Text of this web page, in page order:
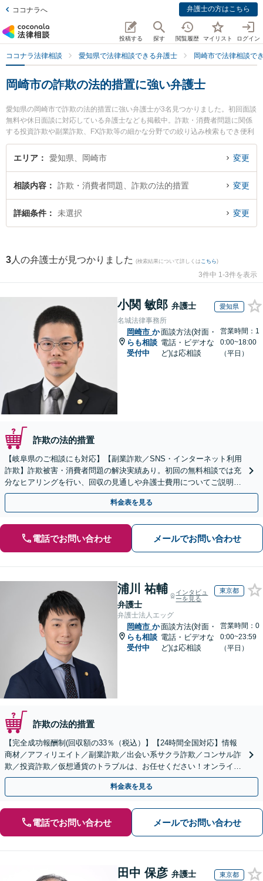
ココナラへ 弁護士の方はこちら
投稿する 探す 閲覧履歴 マイリスト ログイン
ココナラ法律相談 愛知県で法律相談できる弁護士 岡崎市で法律相談で
岡崎市の詐欺の法的措置に強い弁護士
愛知県の岡崎市で詐欺の法的措置に強い弁護士が3名見つかりました。初回面談
無料や休日面談に対応している弁護士なども掲載中。詐欺・消費者問題に関係
する投資詐欺や副業詐欺、FX詐欺等の細かな分野での絞り込み検索もでき便利
です。特に旭合同法律事務所 岡崎事務所の林 太郎弁護士や松村法律事務所の松
村 修平弁護士、弁護士法人愛知総合法律事務所 岡崎事務所の安井 孝侑記弁護
たい』『詐欺の法的措置のトラブル解決の実績豊富な近くの弁護士を検索した
い』『初回相談無料で詐欺の法的措置を法律相談できる岡崎市内の弁護士に相
談予約したい』などでお困りの相談者さんにおすすめです。
エリア 愛知県、岡崎市 変更
相談内容 詐欺・消費者問題、詐欺の法的措置 変更
詳細条件 未選択 変更
3 人の弁護士が見つかりました (検索結果について詳しくは こちら)
3件中 1-3件を表示
小関 敏郎 弁護士 愛知県
名城法律事務所
岡崎市 か
らも相談
受付中
面談方法(対面・
電話・ビデオな
ど)は応相談
営業時間：1
0:00~18:00
（平日）
詐欺の法的措置
【岐阜県のご相談にも対応】【副業詐欺／SNS・インターネット利用
詐欺】詐欺被害・消費者問題の解決実績あり。初回の無料相談では充
分なヒアリングを行い、回収の見通しや弁護士費用についてご説明し
ます。一人で悩まずにご相談を【初回相談無料】
料金表を見る
電話でお問い合わせ メールでお問い合わせ
浦川 祐輔
弁護士
インタビュ
ーを見る
東京都
弁護士法人エッグ
岡崎市 か
らも相談
受付中
面談方法(対面・
電話・ビデオな
ど)は応相談
営業時間：0
0:00~23:59
（平日）
詐欺の法的措置
【完全成功報酬制(回収額の33％（税込）】【24時間全国対応】情報
商材／アフィリエイト／副業詐欺／出会い系サクラ詐欺／コンサル詐
欺／投資詐欺／仮想通貨のトラブルは、お任せください！オンライン
のみで解決も可能！
料金表を見る
電話でお問い合わせ メールでお問い合わせ
田中 保彦 弁護士 東京都